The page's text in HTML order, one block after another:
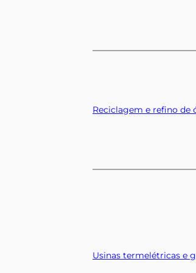
Reciclagem e refino de
Usinas termelétricas e